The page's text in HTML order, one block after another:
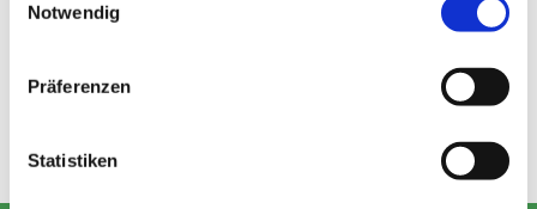
Notwendig
Präferenzen
Statistiken